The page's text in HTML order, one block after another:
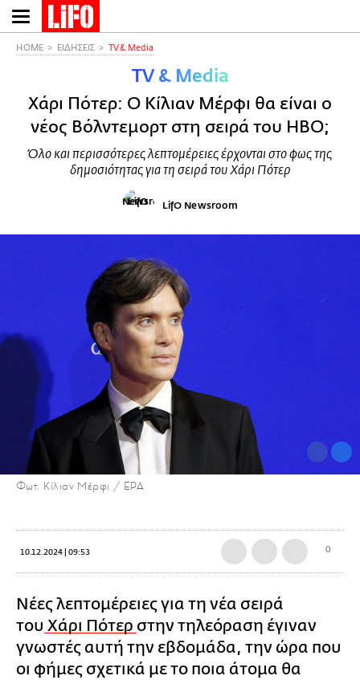
Παράκαμψη
προς
HOME ΕΙΔΗΣΕΙΣ TV & Media
TV & Media
Χάρι Πότερ: Ο Κίλιαν Μέρφι θα είναι ο
νέος Βόλντεμορτ στη σειρά του HBO;
Όλο και περισσότερες λεπτομέρειες έρχονται στο φως της
δημοσιότητας για τη σειρά του Χάρι Πότερ
LifO Newsroom
Φωτ. Κίλιαν Μέρφι / EPA
10.12.2024 | 09:53 0
Νέες λεπτομέρειες για τη νέα σειρά
του Χάρι Πότερ στην τηλεόραση έγιναν
γνωστές αυτή την εβδομάδα, την ώρα που
οι φήμες σχετικά με το ποια άτομα θα